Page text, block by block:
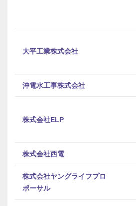
大平工業株式会社
沖電水工事株式会社
株式会社ELP
株式会社西電
株式会社ヤングライフプロ
ポーサル